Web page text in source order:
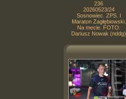
236
20260523/24
Sosnowiec. ZPS. I
Maraton Zagłębiowski.
Na mecie. FOTO:
Dariusz Nowak (nddg)